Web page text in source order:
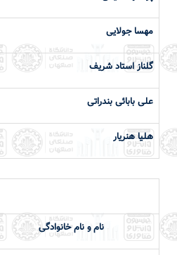
مهسا جولایی
گلناز استاد شریف
علی بابائی بندراتی
هلیا هنریار
نام و نام خانوادگی